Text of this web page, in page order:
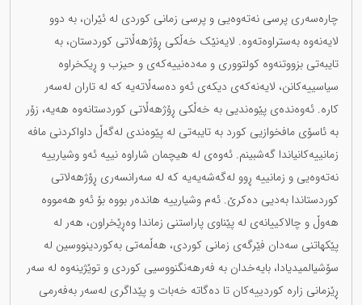
چارەسەری پرسی نەتەوەیی و پرسی زمانی کوردی لە ئێران، بە دوو
لایەنەوە بەستراوەتەوە. لایەنێک خەڵکی ڕۆژهەڵاتی کوردستان، بە
تایبەتی بزووتنەوە کولتووری و مەدەنییەکەی و حیزب و ڕیکخراوە
سیاسییەکانن، لایەنەکەی دیکەی ئەو دەسەڵاتەیە کە لە تاران لەسەر
کارە. ئەوەندەی پێوەندیی بە خەڵکی ڕۆژهەڵاتی کوردستانەوە هەیە، زۆر
بە ئاسۆی مافخوازیی کورد بە تایبەتی لە پێوەندی لەگەڵ داواکردنی مافە
زمانییەکانیاندا گەشبینم. ئەوەی لە هیچمان شاراوە نییە ئەو وشیارییە
نەتەوەیی و زمانییە ڕوو لەگەشەیەیە کە لە سەرانسەری ڕۆژهەلاتی
کوردستاندا بەدیی دەکرێ. ئەم وشیارییە هاندەر بووە بۆ ئەو هەمووە
هەوڵ و چالاکییانەی لە پێناوی پاراستنی زماندا وەڕێخراون، هەر لە
پێکهاتنی سەدان فێرگەی زمانی کوردی، هەڵمەتی بەکوردینووسین لە
سۆشیالمیدیادا، بایەخدان بە فەرهەنگنووسیی کوردی و توێژینەوە لە سەر
ڕێزمانی زارە کوردییەکان تا دەگاتە خەبات و پێداگری لەسەر بەفەرمی